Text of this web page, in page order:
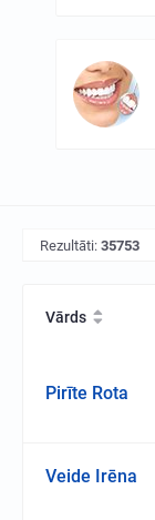
Rezultāti: 35753
Vārds
Pirīte Rota
Veide Irēna